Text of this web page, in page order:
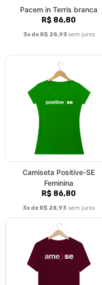
Pacem in Terris branca
R$ 86,80
3x de R$ 28,93 sem juros
Camiseta Positive-SE
Feminina
R$ 86,80
3x de R$ 28,93 sem juros